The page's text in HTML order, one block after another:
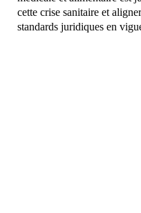
cette crise sanitaire et
standards juridiques en